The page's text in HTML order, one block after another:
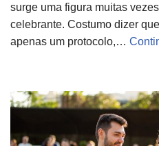
surge uma figura muitas
celebrante. Costumo dizer
apenas um protocolo,…